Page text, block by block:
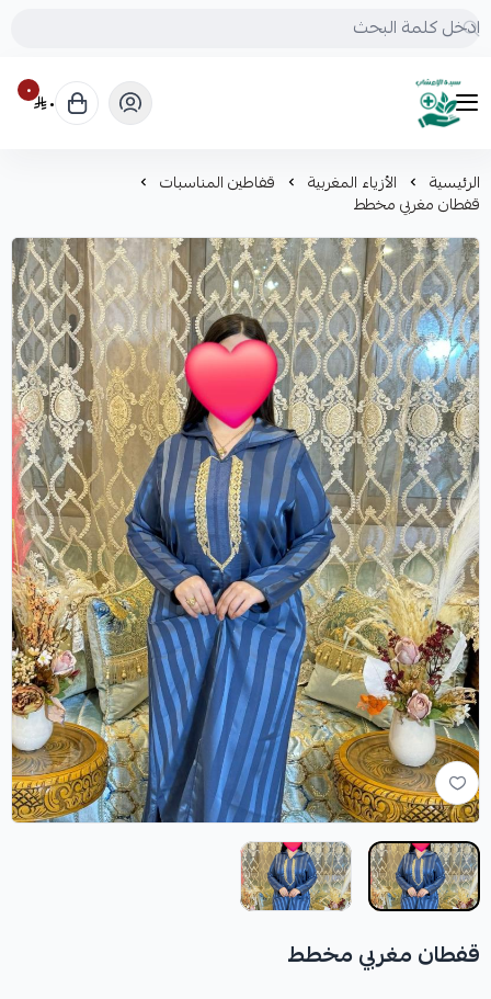
mrs.grasses
٠ ٠
الرئيسية الأزياء المغربية قفاطين المناسبات
قفطان مغربي مخطط
قفطان مغربي مخطط